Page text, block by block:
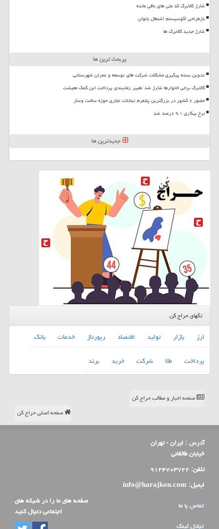
شارژ کالابرگ کد ملی های باقی مانده
بازطراحی اکوسیستم اشتغال بانوان
شارژ جدید کالابرگ ها
پربحث ترین ها
تدوین بسته پیگیری مشکلات شرکت های توسعه و عمران شهرستانی
کالابرگ برخی خانوارها شارژ شد تغییر زمانبندی پرداخت این کمک معیشت
حضور ۷ کشور در بزرگترین پلتفرم تبادلات تجاری حوزه ساخت وساز
نرخ بیکاری ۹،۱ درصد شد
جدیدترین ها
تگهای حراج کن
ارز بازار تولید اقتصاد رپورتاژ خدمات
بانك
پرداخت
طلا شركت خرید برند
صفحه اخبار و مطالب حراج کن
صفحه اصلی حراج کن
آدرس : ایران - تهران
خیابان طالقانی
تلفن: ۹۱۲۴۷۰۳۷۲۲
ایمیل: info@harajkon.com
تماس با ما
تبادل لینک
صفحه های ما را در شبکه های
اجتماعی دنبال کنید